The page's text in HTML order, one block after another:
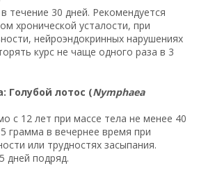
течение 30 дней. Рекомендуется
хронической усталости, при
нейроэндокринных нарушениях
курс не чаще одного раза в 3
Голубой лотос (Nymphaea
с 12 лет при массе тела не менее 40
грамма в вечернее время при
или трудностях засыпания.
дней подряд.